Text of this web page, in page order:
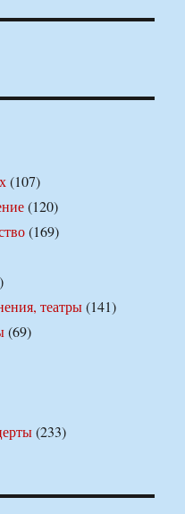
(107)
(120)
(169)
театры(141)
(69)
(233)